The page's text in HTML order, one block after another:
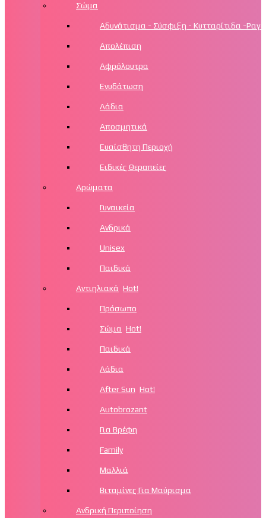
Σώμα
Αδυνάτισμα - Σύσφιξη - Κυτταρίτιδα -
Απολέπιση
Αφρόλουτρα
Ενυδάτωση
Λάδια
Αποσμητικά
Ευαίσθητη Περιοχή
Ειδικές Θεραπείες
Αρώματα
Γυναικεία
Ανδρικά
Unisex
Παιδικά
Αντιηλιακά Hot!
Πρόσωπο
Σώμα Hot!
Παιδικά
Λάδια
After Sun Hot!
Autobrozant
Για Βρέφη
Family
Μαλλιά
Βιταμίνες Για Μαύρισμα
Ανδρική Περιποίηση